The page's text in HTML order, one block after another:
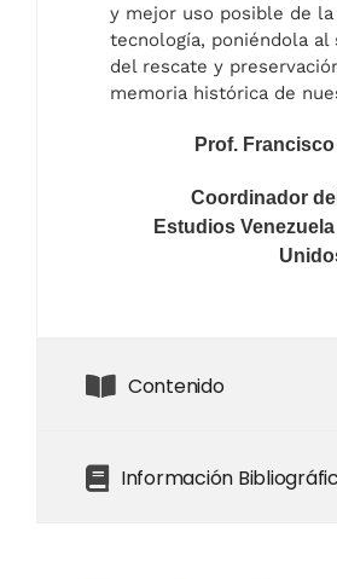
y mejor uso posible de la
tecnología, poniéndola al
del rescate y
memoria histórica de
Prof.
Coordinador
Estudios
Contenido
Información